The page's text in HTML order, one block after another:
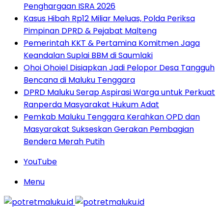
Penghargaan ISRA 2026
Kasus Hibah Rp12 Miliar Meluas, Polda Periksa
Pimpinan DPRD & Pejabat Malteng
Pemerintah KKT & Pertamina Komitmen Jaga
Keandalan Suplai BBM di Saumlaki
Ohoi Ohoiel Disiapkan Jadi Pelopor Desa Tangguh
Bencana di Maluku Tenggara
DPRD Maluku Serap Aspirasi Warga untuk Perkuat
Ranperda Masyarakat Hukum Adat
Pemkab Maluku Tenggara Kerahkan OPD dan
Masyarakat Sukseskan Gerakan Pembagian
Bendera Merah Putih
YouTube
Menu